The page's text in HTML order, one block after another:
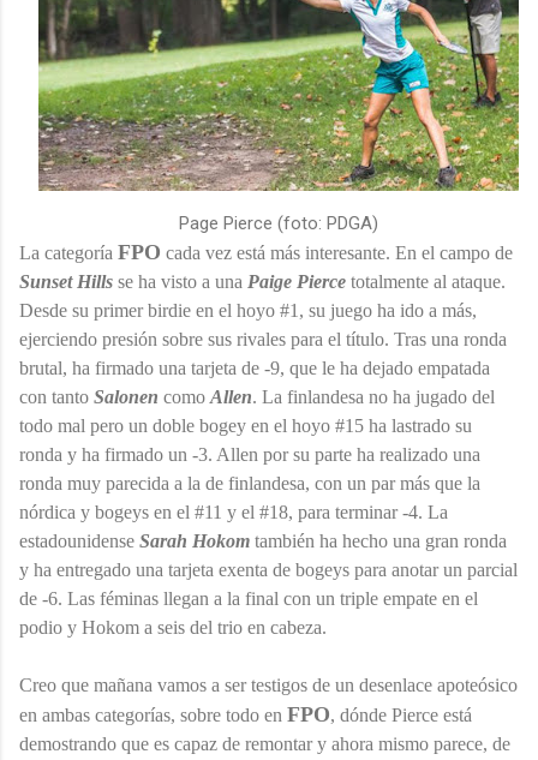
Page Pierce (foto: PDGA)
La categoría FPO cada vez está más interesante. En el campo de
Sunset Hills se ha visto a una Paige Pierce totalmente al ataque.
Desde su primer birdie en el hoyo #1, su juego ha ido a más,
ejerciendo presión sobre sus rivales para el título. Tras una ronda
brutal, ha firmado una tarjeta de -9, que le ha dejado empatada
con tanto Salonen como Allen. La finlandesa no ha jugado del
todo mal pero un doble bogey en el hoyo #15 ha lastrado su
ronda y ha firmado un -3. Allen por su parte ha realizado una
ronda muy parecida a la de finlandesa, con un par más que la
nórdica y bogeys en el #11 y el #18, para terminar -4. La
estadounidense Sarah Hokom también ha hecho una gran ronda
y ha entregado una tarjeta exenta de bogeys para anotar un parcial
de -6. Las féminas llegan a la final con un triple empate en el
podio y Hokom a seis del trio en cabeza.
Creo que mañana vamos a ser testigos de un desenlace apoteósico
en ambas categorías, sobre todo en FPO, dónde Pierce está
demostrando que es capaz de remontar y ahora mismo parece, de